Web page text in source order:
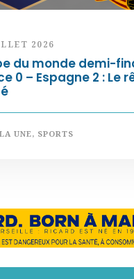
2026
du monde demi-
0 – Espagne 2 : Le
UNE, SPORTS